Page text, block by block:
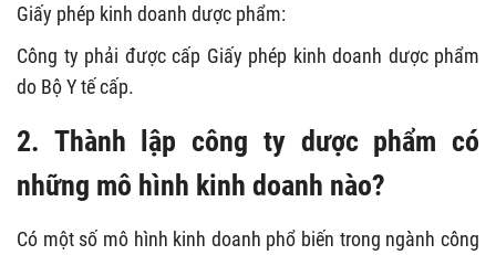
Giấy phép kinh doanh dược phẩm:
Công ty phải được cấp Giấy phép kinh doanh dược phẩm
do Bộ Y tế cấp.
2. Thành lập công ty dược phẩm có
những mô hình kinh doanh nào?
Có một số mô hình kinh doanh phổ biến trong ngành công